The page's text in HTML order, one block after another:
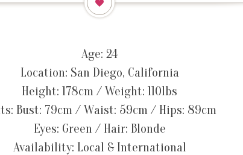
Age: 24
Location: San Diego, California
Height: 178cm / Weight: 110lbs
Bust: 79cm / Waist: 59cm / Hips: 89cm
Eyes: Green / Hair: Blonde
Availability: Local & International